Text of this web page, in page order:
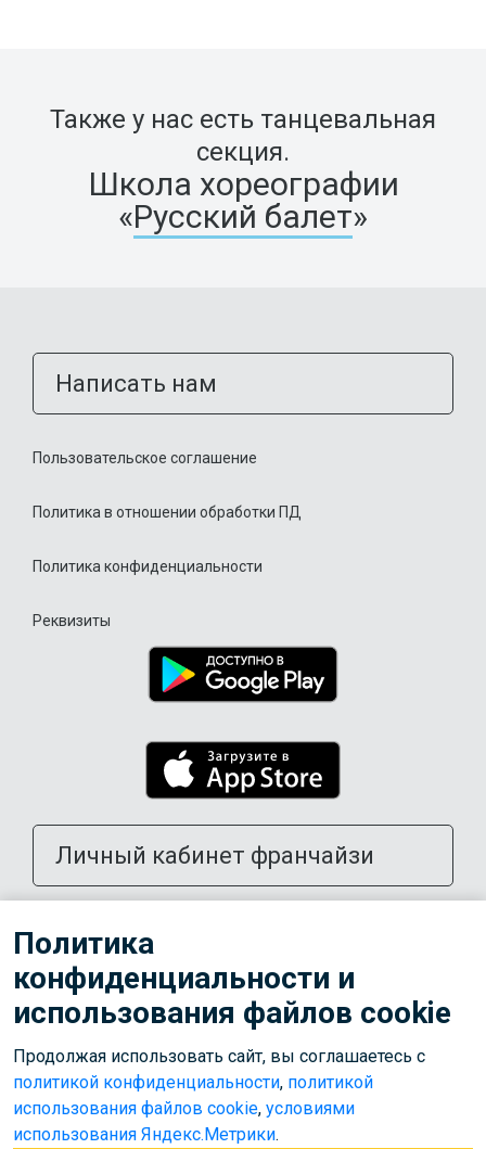
Также у нас есть танцевальная
секция.
Школа хореографии
«Русский балет»
Написать нам
Пользовательское соглашение
Политика в отношении обработки ПД
Политика конфиденциальности
Реквизиты
Личный кабинет франчайзи
Тренерам
© 2026 ООО «Лига»
Используем cookies для корректной работы сайта,
персонализации пользователей и других целей, предусмотренных
политикой обработки персональных данных
Политика
конфиденциальности и
использования файлов cookie
Продолжая использовать сайт, вы соглашаетесь с
политикой конфиденциальности, политикой
использования файлов cookie, условиями
использования Яндекс.Метрики.